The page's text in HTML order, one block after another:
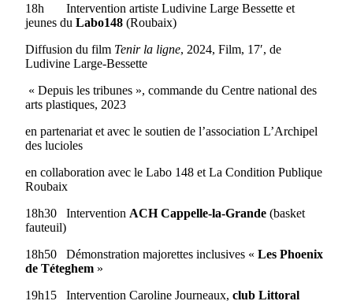
18h Intervention artiste Ludivine Large Bessette et
jeunes du Labo148 (Roubaix)
Diffusion du film Tenir la ligne, 2024, Film, 17′, de
Ludivine Large-Bessette
« Depuis les tribunes », commande du Centre national des
arts plastiques, 2023
en partenariat et avec le soutien de l’association L’Archipel
des lucioles
en collaboration avec le Labo 148 et La Condition Publique
Roubaix
18h30 Intervention ACH Cappelle-la-Grande (basket
fauteuil)
18h50 Démonstration majorettes inclusives « Les Phoenix
de Téteghem »
19h15 Intervention Caroline Journeaux, club Littoral